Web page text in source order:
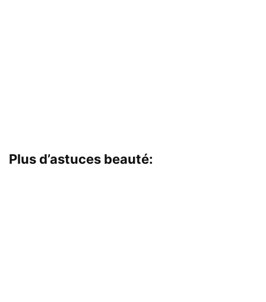
Plus d’astuces beauté: